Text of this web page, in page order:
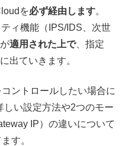
を必ず経由します。
ィ機能（IPS/IDS、次世
適用された上で、指定
出ていきます。
ントロールしたい場合に
い設定方法や2つのモー
IP）の違いについて
す。